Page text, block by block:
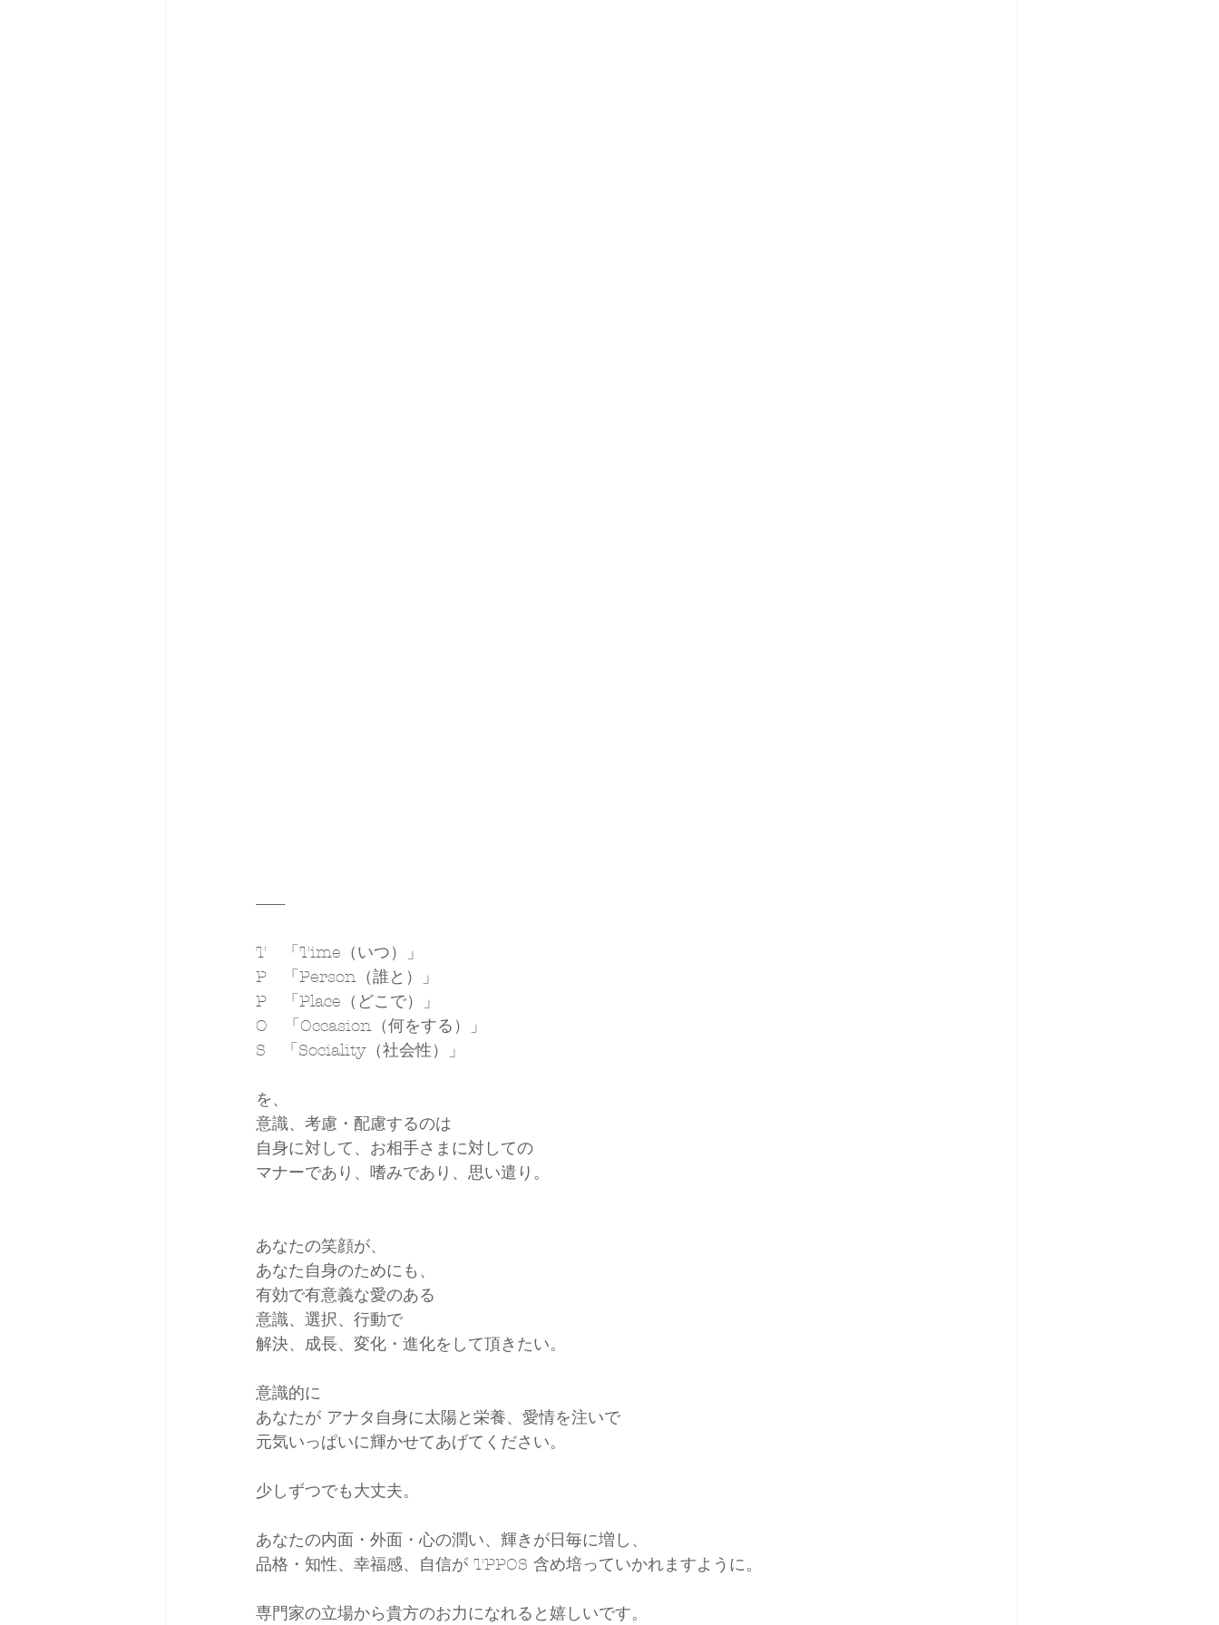
--------
T　「Time（いつ）」
P　「Person（誰と）」
P　「Place（どこで）」
O　「Occasion（何をする）」
S　「Sociality（社会性）」
を、
意識、考慮・配慮するのは
自身に対して、お相手さまに対しての
マナーであり、嗜みであり、思い遣り。
あなたの笑顔が、
あなた自身のためにも、
有効で有意義な愛のある
意識、選択、行動で
解決、成長、変化・進化をして頂きたい。
意識的に
あなたが アナタ自身に太陽と栄養、愛情を注いで
元気いっぱいに輝かせてあげてください。
少しずつでも大丈夫。
あなたの内面・外面・心の潤い、輝きが日毎に増し、
品格・知性、幸福感、自信が TPPOS 含め培っていかれますように。
専門家の立場から貴方のお力になれると嬉しいです。